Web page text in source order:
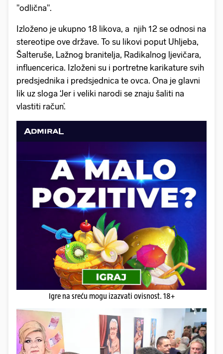
"odlična".
Izloženo je ukupno 18 likova, a njih 12 se odnosi na
stereotipe ove države. To su likovi poput Uhljeba,
Šalteruše, Lažnog branitelja, Radikalnog ljevičara,
influencerica. Izloženi su i portretne karikature svih
predsjednika i predsjednica te ovca. Ona je glavni
lik uz sloga ‘Jer i veliki narodi se znaju šaliti na
vlastiti račun’.
Igre na sreću mogu izazvati ovisnost. 18+